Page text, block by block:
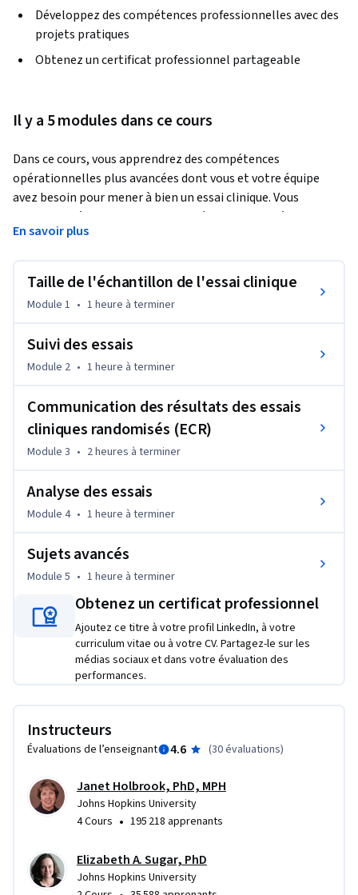
Développez des compétences professionnelles avec des
projets pratiques
Obtenez un certificat professionnel partageable
Il y a 5 modules dans ce cours
Dans ce cours, vous apprendrez des compétences
opérationnelles plus avancées dont vous et votre équipe
avez besoin pour mener à bien un essai clinique. Vous
apprendrez à calculer la taille de l'échantillon et à
développer un calcul de la taille de l'échantillon adapté à la
apprendrez également à utiliser des méthodes statistiques
pour contrôler la sécurité, l'intégrité et l'efficacité de votre
essai. Ensuite, vous apprendrez à communiquer les résultats
rapports de contrôle des données. Enfin, nous aborderons le
rôle de l'analyste tout au long du processus d'essai, ainsi que
les modèles adaptatifs.
En savoir plus
Taille de l'échantillon de l'essai clinique
Module 1 • 1 heure à terminer
Suivi des essais
Module 2 • 1 heure à terminer
Communication des résultats des essais
cliniques randomisés (ECR)
Module 3 • 2 heures à terminer
Analyse des essais
Module 4 • 1 heure à terminer
Sujets avancés
Module 5 • 1 heure à terminer
Obtenez un certificat professionnel
Ajoutez ce titre à votre profil LinkedIn, à votre
curriculum vitae ou à votre CV. Partagez-le sur les
médias sociaux et dans votre évaluation des
performances.
Instructeurs
Évaluations de l’enseignant 4.6 (30 évaluations)
Janet Holbrook, PhD, MPH
Johns Hopkins University
4 Cours • 195 218 apprenants
Elizabeth A. Sugar, PhD
Johns Hopkins University